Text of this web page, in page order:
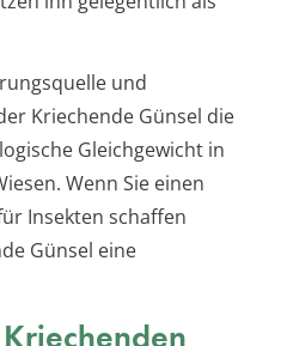
und
Kriechende Günsel die
Gleichgewicht in
Wenn Sie einen
Insekten schaffen
Günsel eine